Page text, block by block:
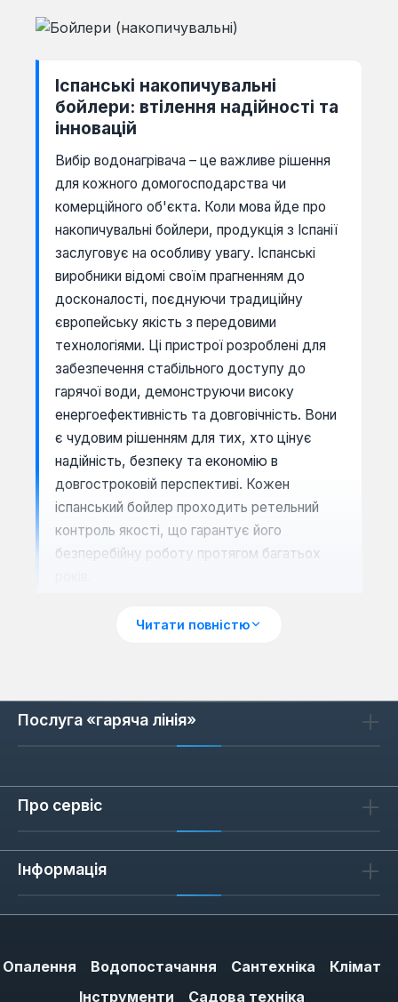
Іспанські накопичувальні
бойлери: втілення надійності та
інновацій
Вибір водонагрівача – це важливе рішення
для кожного домогосподарства чи
комерційного об'єкта. Коли мова йде про
накопичувальні бойлери, продукція з Іспанії
заслуговує на особливу увагу. Іспанські
виробники відомі своїм прагненням до
досконалості, поєднуючи традиційну
європейську якість з передовими
технологіями. Ці пристрої розроблені для
забезпечення стабільного доступу до
гарячої води, демонструючи високу
енергоефективність та довговічність. Вони
є чудовим рішенням для тих, хто цінує
надійність, безпеку та економію в
довгостроковій перспективі. Кожен
іспанський бойлер проходить ретельний
контроль якості, що гарантує його
безперебійну роботу протягом багатьох
Чому варто обрати бойлер
низкою ключових переваг, які роблять їх
високоякісних матеріалів та інноваційних
технологій, що забезпечують
неперевершену ефективність та тривалий
термін служби. Це не просто прилади для
нагріву води, а продумані системи, що
інтегрують сучасні рішення для оптимізації
Висока енергоефективність:
Читати повністю
Послуга «гаряча лінія»
Про сервіс
Інформація
Опалення Водопостачання Сантехніка
Клімат
Інструменти
Садова техніка